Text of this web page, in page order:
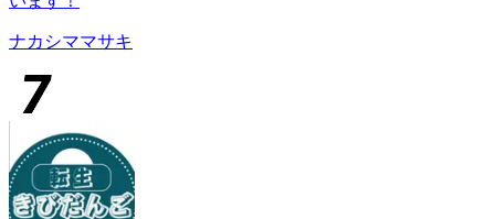
ナカシママサキ